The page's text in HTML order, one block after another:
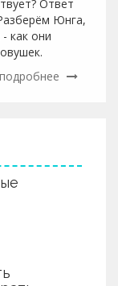
Ответ
Юнга,
как они
подробнее